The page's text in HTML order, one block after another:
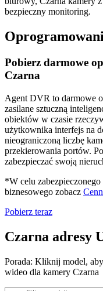
bezpieczny monitoring.
Pobierz darmowe
Czarna
Agent DVR to darmowe
zasilane sztuczną
obiektów w czasie
użytkownika interfejs na
nieograniczoną liczbę
przekierowania portów.
zabezpieczać swoją
*W celu
biznesowego zobacz
Pobierz teraz
Czarna adresy
Porada: Kliknij model,
wideo dla kamery Czarna